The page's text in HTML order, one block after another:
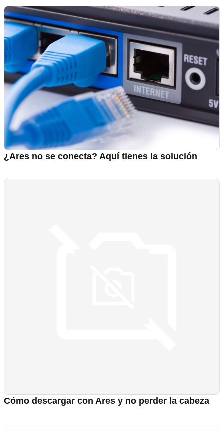
¿Ares no se conecta? Aquí tienes la solución
Cómo descargar con Ares y no perder la cabeza